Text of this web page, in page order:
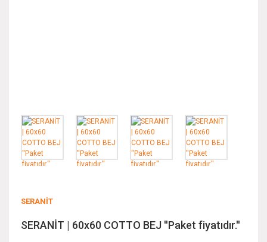
SERANİT
SERANİT | 60x60 COTTO BEJ ''Paket fiyatıdır.''